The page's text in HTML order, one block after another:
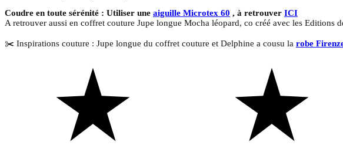
Coudre en toute sérénité : Utiliser une aiguille Microtex 60 , à retrouver ICI
A retrouver aussi en coffret couture Jupe longue Mocha léopard, co créé avec les Editions
✂️ Inspirations couture : Jupe longue du coffret couture et Delphine a cousu la robe